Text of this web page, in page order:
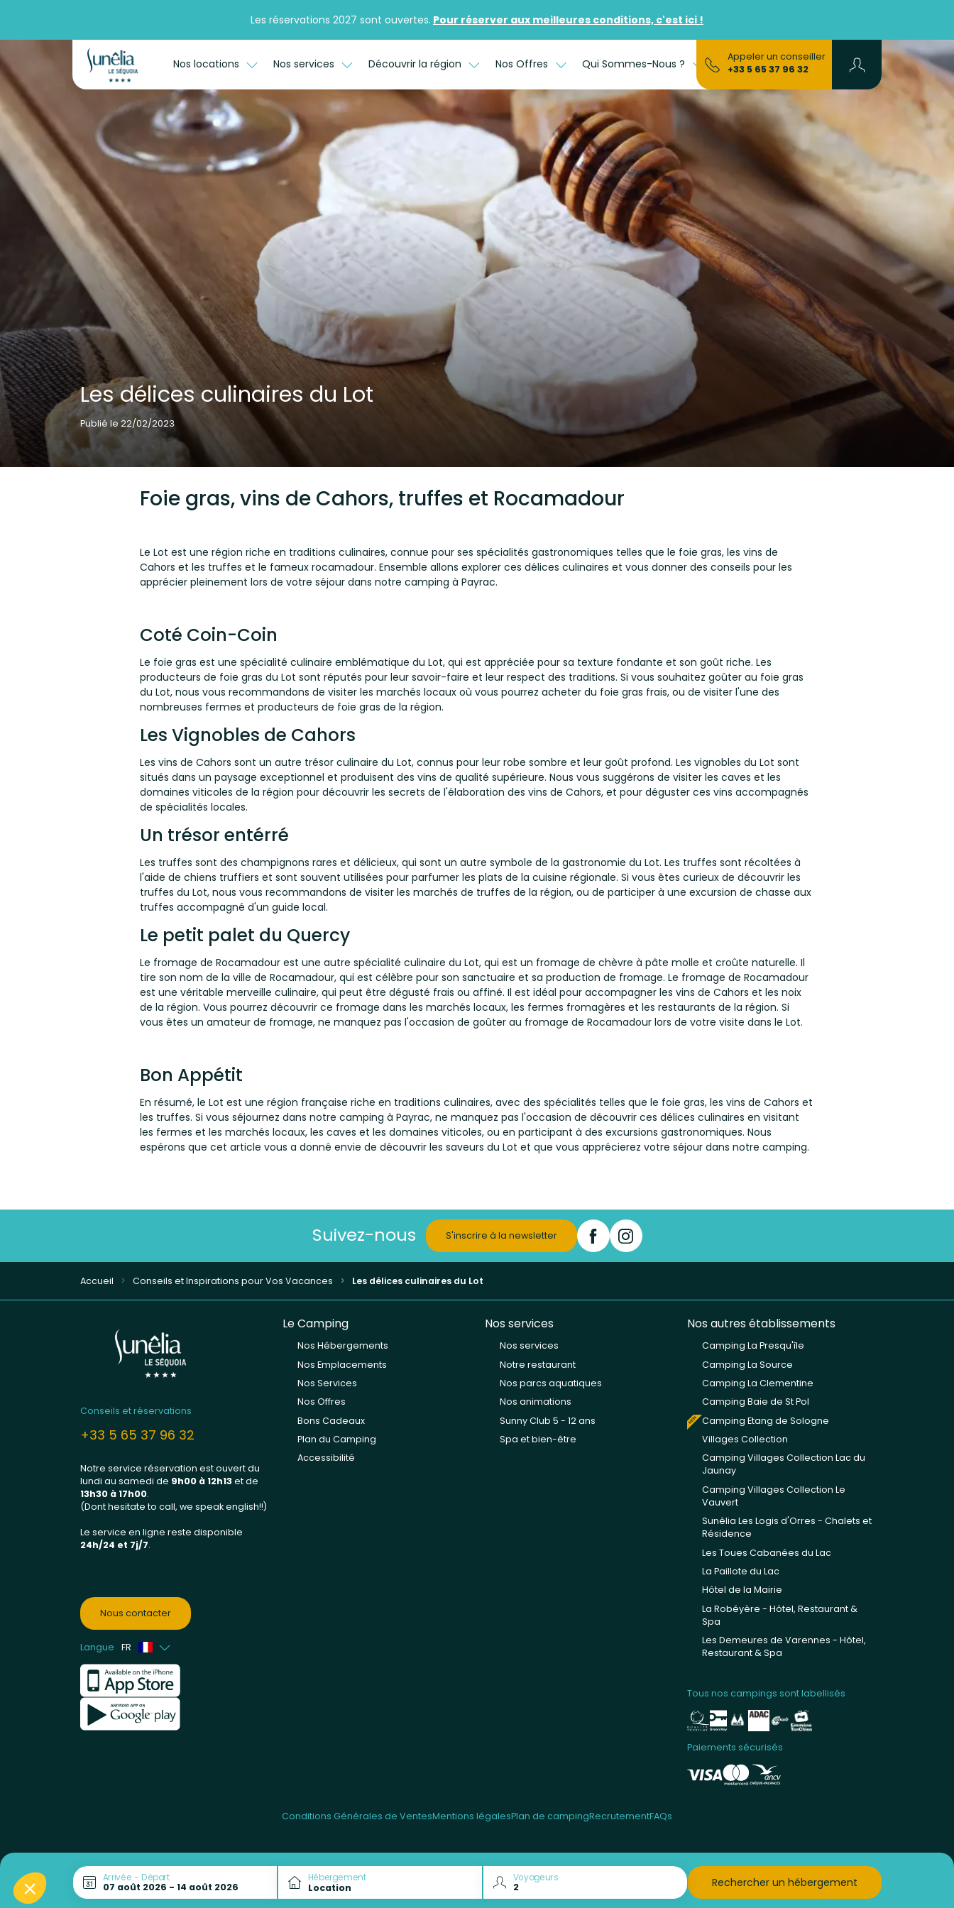
Les réservations 2027 sont ouvertes. Pour réserver aux meilleures conditions, c'est ici !
Nos locations Nos services Découvrir la région Nos Offres Qui Sommes-Nous ? FAQs
Appeler un conseiller
+33 5 65 37 96 32
Les délices culinaires du Lot
Publié le 22/02/2023
Foie gras, vins de Cahors, truffes et Rocamadour
Le Lot est une région riche en traditions culinaires, connue pour ses spécialités gastronomiques telles que le foie gras, les vins de
Cahors et les truffes et le fameux rocamadour. Ensemble allons explorer ces délices culinaires et vous donner des conseils pour les
apprécier pleinement lors de votre séjour dans notre camping à Payrac.
Coté Coin-Coin
Le foie gras est une spécialité culinaire emblématique du Lot, qui est appréciée pour sa texture fondante et son goût riche. Les
producteurs de foie gras du Lot sont réputés pour leur savoir-faire et leur respect des traditions. Si vous souhaitez goûter au foie gras
du Lot, nous vous recommandons de visiter les marchés locaux où vous pourrez acheter du foie gras frais, ou de visiter l'une des
nombreuses fermes et producteurs de foie gras de la région.
Les Vignobles de Cahors
Les vins de Cahors sont un autre trésor culinaire du Lot, connus pour leur robe sombre et leur goût profond. Les vignobles du Lot sont
situés dans un paysage exceptionnel et produisent des vins de qualité supérieure. Nous vous suggérons de visiter les caves et les
domaines viticoles de la région pour découvrir les secrets de l'élaboration des vins de Cahors, et pour déguster ces vins accompagnés
de spécialités locales.
Un trésor entérré
Les truffes sont des champignons rares et délicieux, qui sont un autre symbole de la gastronomie du Lot. Les truffes sont récoltées à
l'aide de chiens truffiers et sont souvent utilisées pour parfumer les plats de la cuisine régionale. Si vous êtes curieux de découvrir les
truffes du Lot, nous vous recommandons de visiter les marchés de truffes de la région, ou de participer à une excursion de chasse aux
truffes accompagné d'un guide local.
Le petit palet du Quercy
Le fromage de Rocamadour est une autre spécialité culinaire du Lot, qui est un fromage de chèvre à pâte molle et croûte naturelle. Il
tire son nom de la ville de Rocamadour, qui est célèbre pour son sanctuaire et sa production de fromage. Le fromage de Rocamadour
est une véritable merveille culinaire, qui peut être dégusté frais ou affiné. Il est idéal pour accompagner les vins de Cahors et les noix
de la région. Vous pourrez découvrir ce fromage dans les marchés locaux, les fermes fromagères et les restaurants de la région. Si
vous êtes un amateur de fromage, ne manquez pas l'occasion de goûter au fromage de Rocamadour lors de votre visite dans le Lot.
Bon Appétit
En résumé, le Lot est une région française riche en traditions culinaires, avec des spécialités telles que le foie gras, les vins de Cahors et
les truffes. Si vous séjournez dans notre camping à Payrac, ne manquez pas l'occasion de découvrir ces délices culinaires en visitant
les fermes et les marchés locaux, les caves et les domaines viticoles, ou en participant à des excursions gastronomiques. Nous
espérons que cet article vous a donné envie de découvrir les saveurs du Lot et que vous apprécierez votre séjour dans notre camping.
Arrivée - Départ Hébergement Voyageurs Rechercher un hébergement
Suivez-nous S'inscrire à la newsletter
Accueil Conseils et Inspirations pour Vos Vacances Les délices culinaires du Lot
Conseils et réservations
+33 5 65 37 96 32
Notre service réservation est ouvert du
lundi au samedi de 9h00 à 12h13et de
13h30 à 17h00.
(Dont hesitate to call, we speak english!!)
Le service en ligne reste disponible
24h/24 et 7j/7.
Nous contacter
Langue FR
Anglais
Néerlandais
Le Camping
Nos Hébergements
Nos Emplacements
Nos Services
Nos Offres
Bons Cadeaux
Plan du Camping
Accessibilité
Nos services
Nos services
Notre restaurant
Nos parcs aquatiques
Nos animations
Sunny Club 5 - 12 ans
Spa et bien-être
Nos autres établissements
Camping La Presqu'île
Camping La Source
Camping La Clementine
Camping Baie de St Pol
Camping Etang de Sologne
Villages Collection
Camping Villages Collection Lac du
Jaunay
Camping Villages Collection Le
Vauvert
Sunêlia Les Logis d'Orres - Chalets et
Résidence
Les Toues Cabanées du Lac
La Paillote du Lac
Hôtel de la Mairie
La Robéyère - Hôtel, Restaurant &
Spa
Les Demeures de Varennes - Hôtel,
Restaurant & Spa
Tous nos campings sont labellisés
Paiements sécurisés
Conditions Générales de VentesMentions légalesPlan de campingRecrutementFAQs